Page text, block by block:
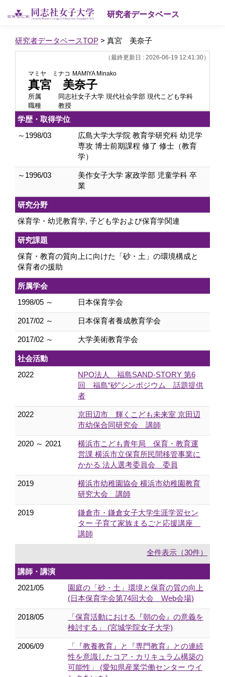
研究者データベース
研究者データベースTOP > 真宮 美奈子
（最終更新日 : 2026-06-19 12:41:30）
マミヤ ミナコ MAMIYA Minako
真宮 美奈子
所属
同志社女子大学 現代社会学部 現代こども学科
職種
教授
学歴・取得学位
～1998/03
広島大学大学院 教育学研究科 幼児学
専攻 博士前期課程 修了 修士（教育
学）
～1996/03
美作女子大学 家政学部 児童学科 卒
業
研究分野
保育学・幼児教育学, 子ども学および保育学関連
研究課題
保育・教育の質向上に向けた「砂・土」の環境構成と
保育者の援助
所属学会
1998/05 ～
日本保育学会
2017/02 ～ 日本保育者養成教育学会
2017/02 ～ 大学美術教育学会
社会活動
2022
NPO法人 福島SAND‐STORY 第6
回 福島“砂”シンポジウム 話題提供
者
2022
京田辺市 輝くこども未来室 京田辺
市幼保合同研究会 講師
2020 ～ 2021
横浜市こども青年局 保育・教育運
営課 横浜市立保育所民間移管事業に
かかる 法人選考委員会 委員
2019
横浜市幼稚園協会 横浜市幼稚園教育
研究大会 講師
2019
鎌倉市・鎌倉女子大学生涯学習セン
ター 子育て家族まるごと応援講座
講師
全件表示（30件）
講師・講演
2021/05
園庭の「砂・土」環境と保育の質の向上
(日本保育学会第74回大会 Web会場)
2018/05
「保育活動における『朝の会』の意義を
検討する」 (宮城学院女子大学)
2006/09
「『教養教育』と『専門教育』との連続
性を意識したコア・カリキュラム構築の
可能性」 (愛知県産業労働センター ウイ